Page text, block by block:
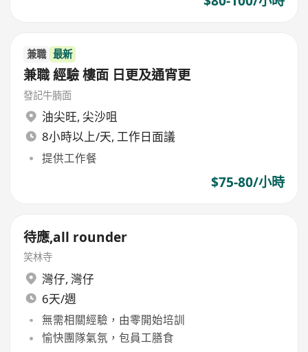
兼職 最新
兼職 經驗 樓面 日更及通宵更
發記牛腩面
油尖旺, 尖沙咀
8小時以上/天, 工作日面議
提供工作餐
$75-80/小時
待應,all rounder
笑林寺
灣仔, 灣仔
6天/週
無需相關經驗，由零開始培訓
愉快團隊氣氛，包員工膳食